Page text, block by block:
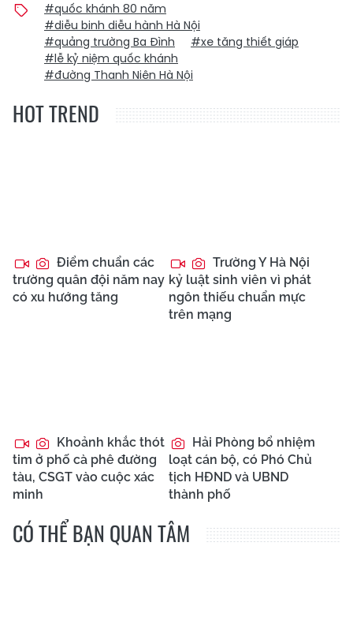
#quốc khánh 80 năm
#diễu binh diễu hành Hà Nội
#quảng trường Ba Đình
#xe tăng thiết giáp
#lễ kỷ niệm quốc khánh
#đường Thanh Niên Hà Nội
HOT TREND
Điểm chuẩn các
trường quân đội năm nay
có xu hướng tăng
Trường Y Hà Nội
kỷ luật sinh viên vì phát
ngôn thiếu chuẩn mực
trên mạng
Khoảnh khắc thót
tim ở phố cà phê đường
tàu, CSGT vào cuộc xác
minh
Hải Phòng bổ nhiệm
loạt cán bộ, có Phó Chủ
tịch HĐND và UBND
thành phố
CÓ THỂ BẠN QUAN TÂM